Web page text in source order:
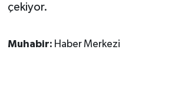
çekiyor.
Muhabir: Haber Merkezi